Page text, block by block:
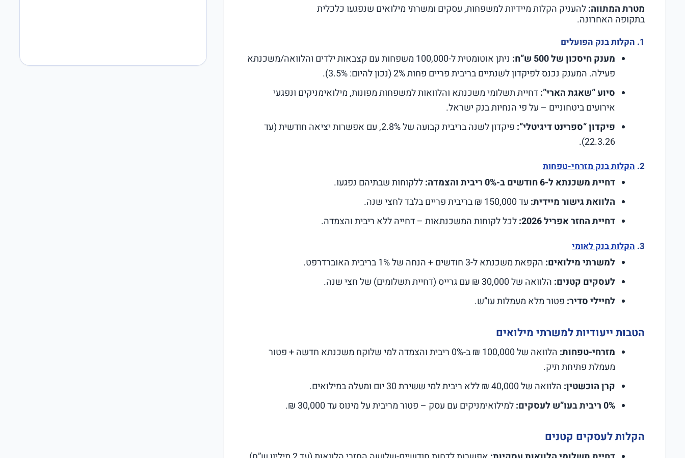
מטרת המתווה:להעניק הקלות מיידיות למשפחות, עסקים ומשרתי מילואים שנפגעו כלכלית
בתקופה האחרונה.
1. הקלות בנק הפועלים
מענק חיסכון של 500 ש”ח:
ניתן אוטומטית ל-100,000 משפחות עם קצבאות ילדים והלוואה/משכנתא
פעילה. המענק נכנס לפיקדון לשנתיים בריבית פריים פחות 2% (נכון להיום: 3.5%).
סיוע “שאגת הארי”:דחיית תשלומי משכנתא והלוואות למשפחות מפונות, מילואימניקים ונפגעי
אירועים ביטחוניים – על פי הנחיות בנק ישראל.
פיקדון “ספרינט דיגיטלי”:
פיקדון לשנה בריבית קבועה של 2.8%, עם אפשרות יציאה חודשית (עד
22.3.26).
2. הקלות בנק מזרחי-טפחות
דחיית משכנתא ל-6 חודשים ב-0% ריבית והצמדה:
ללקוחות שבתיהם נפגעו.
הלוואת גישור מיידית: עד 150,000 ₪ בריבית פריים בלבד לחצי שנה.
דחיית החזר אפריל 2026:
לכל לקוחות המשכנתאות – דחייה ללא ריבית והצמדה.
3. הקלות בנק לאומי
למשרתי מילואים: הקפאת משכנתא ל-3 חודשים + הנחה של 1% בריבית האוברדרפט.
לעסקים קטנים: הלוואה של 30,000 ₪ עם גרייס (דחיית תשלומים) של חצי שנה.
לחיילי סדיר: פטור מלא מעמלות עו”ש.
הטבות ייעודיות למשרתי מילואים
מזרחי-טפחות:
הלוואה של 100,000 ₪ ב-0% ריבית והצמדה למי שלוקח משכנתא חדשה + פטור
מעמלת פתיחת תיק.
קרן הוכשטין: הלוואה של 40,000 ₪ ללא ריבית למי ששירת 30 יום ומעלה במילואים.
0% ריבית בעו”ש לעסקים:
למילואימניקים עם עסק – פטור מריבית על מינוס עד 30,000 ₪.
הקלות לעסקים קטנים